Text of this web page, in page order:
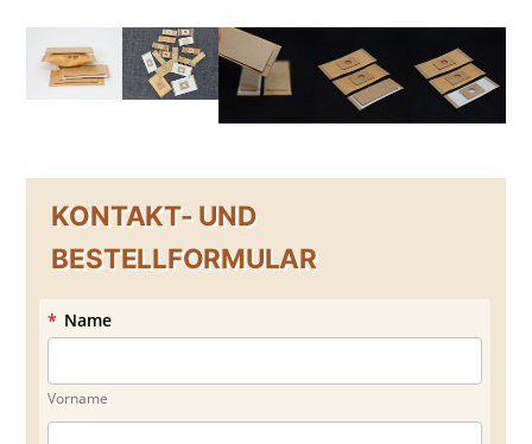
KONTAKT- UND
BESTELLFORMULAR
* Name
Vorname